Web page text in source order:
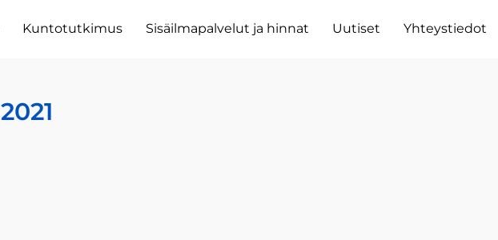
Kuntotutkimus Sisäilmapalvelut ja hinnat Uutiset Yhteystiedot
2021